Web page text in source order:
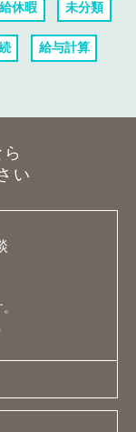
休暇 未分類
給与計算
い